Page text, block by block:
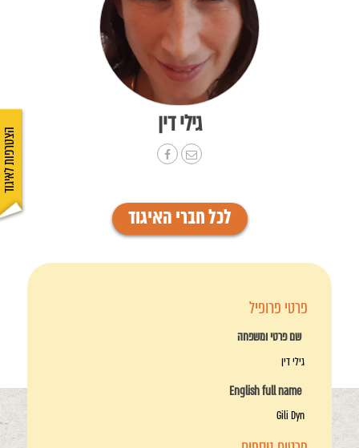
הצטרפות לאיגוד
גילי דין
לכל חברי האיגוד
פרטי פרופיל
שם פרטי ומשפחה
גילי דין
English full name
Gili Dyn